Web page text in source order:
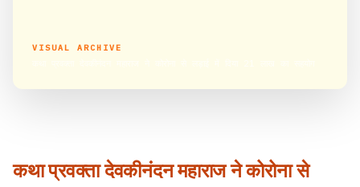
VISUAL ARCHIVE
कथा प्रवक्ता देवकीनंदन महाराज ने कोरोना से